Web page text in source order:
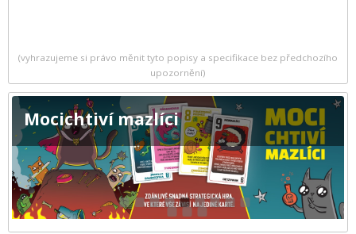
(vyhrazujeme si právo měnit tyto popisy a specifikace bez předchozího
upozornění)
Mocichtiví mazlíci